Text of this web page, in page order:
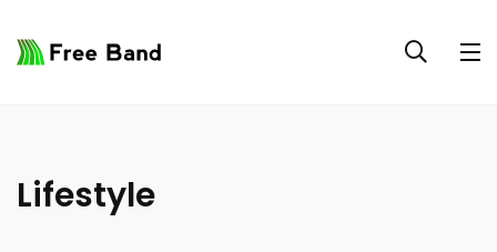
Lifestyle